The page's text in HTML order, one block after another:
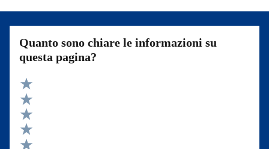
Quanto sono chiare le informazioni su
questa pagina?
Valuta 5 stelle su 5
Valuta 4 stelle su 5
Valuta 3 stelle su 5
Valuta 2 stelle su 5